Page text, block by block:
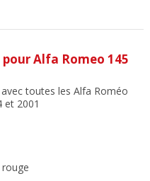
Alfa Romeo 145
toutes les Alfa Roméo
et 2001